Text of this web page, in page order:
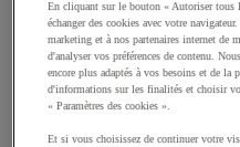
Mallettes et coffrets
Accessoires Course
Accueil
Sports outdoor
Tentes, Accessoires
En cliquant sur le bouton « Autoriser tous
échanger des cookies avec votre
marketing et à nos partenaires internet de
d'analyser vos préférences de contenu.
encore plus adaptés à vos besoins et de
d'informations sur les finalités et choisir
« Paramètres des cookies ».
Et si vous choisissez de continuer votre